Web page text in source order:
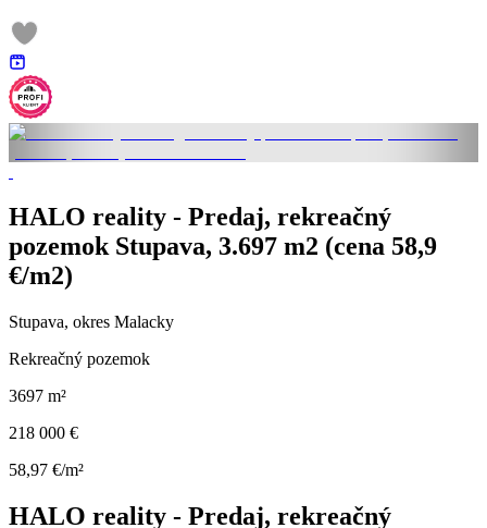
HALO reality - Predaj, rekreačný
pozemok Stupava, 3.697 m2 (cena 58,9
€/m2)
Stupava, okres Malacky
Rekreačný pozemok
3697 m²
218 000 €
58,97 €/m²
HALO reality - Predaj, rekreačný